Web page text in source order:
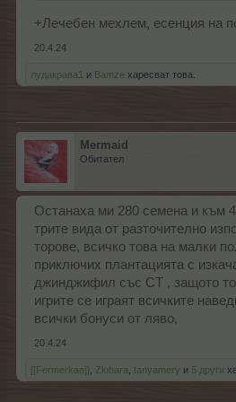
+Лечебен мехлем, есенция на
20.4.24
лудакрава1 и Bamze харесват това.
Mermaid
Обитател
Останаха ми 280 семена и към
трите вида от разточително
торове, всичко това на малки
приключих плантацията с
джинджифил със СТ , защото
игрите се играят всичките
всички бонуси от ляво,
20.4.24
[[Fermerkaa]] Zlobara tanyamery и 5 други